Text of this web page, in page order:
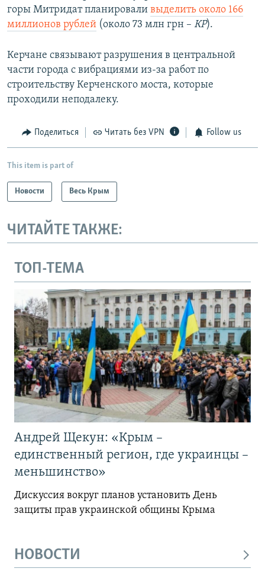
горы Митридат планировали выделить около 166
миллионов рублей (около 73 млн грн – КР).
Керчане связывают разрушения в центральной
части города с вибрациями из-за работ по
строительству Керченского моста, которые
проходили неподалеку.
Поделиться Читать без VPN Follow us
This item is part of
Новости Весь Крым
ЧИТАЙТЕ ТАКЖЕ:
ТОП-ТЕМА
Андрей Щекун: «Крым –
единственный регион, где украинцы –
меньшинство»
Дискуссия вокруг планов установить День
защиты прав украинской общины Крыма
НОВОСТИ